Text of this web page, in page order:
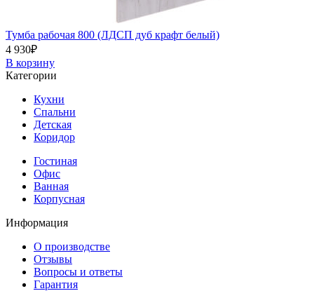
Тумба рабочая 800 (ЛДСП дуб крафт белый)
4 930₽
В корзину
Категории
Кухни
Спальни
Детская
Коридор
Гостиная
Офис
Ванная
Корпусная
Информация
О производстве
Отзывы
Вопросы и ответы
Гарантия